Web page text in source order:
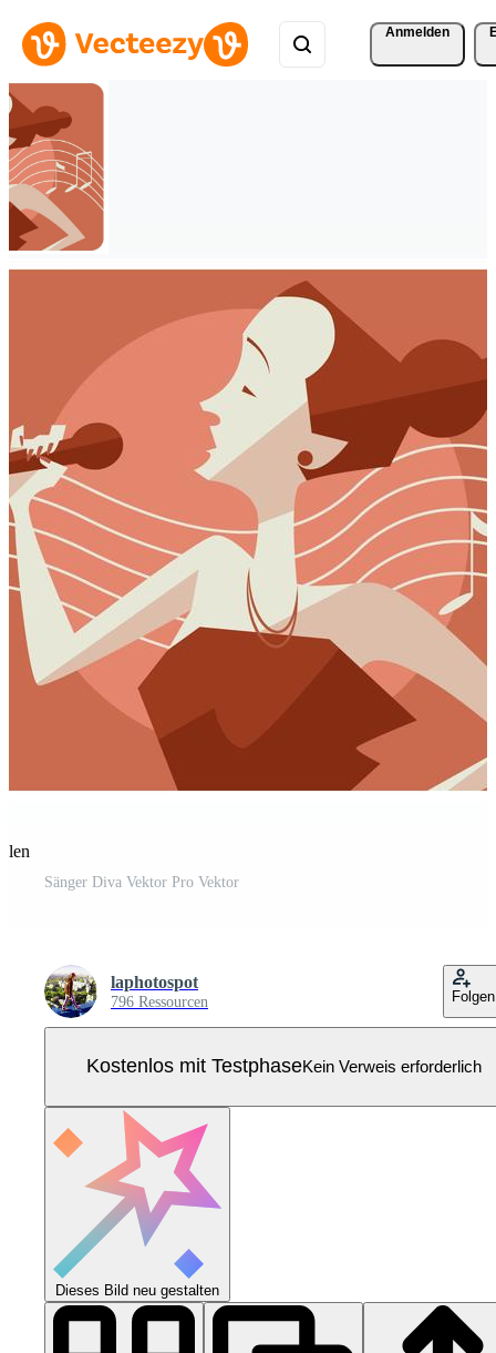
Anmelden
Sänger Diva Vektor Pro Vektor
laphotospot
796 Ressourcen Folgen
Kostenlos mit TestphaseKein Verweis erforderlich
Dieses Bild neu gestalten